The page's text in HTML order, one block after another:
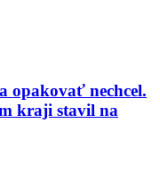
opakovať nechcel.
kraji stavil na